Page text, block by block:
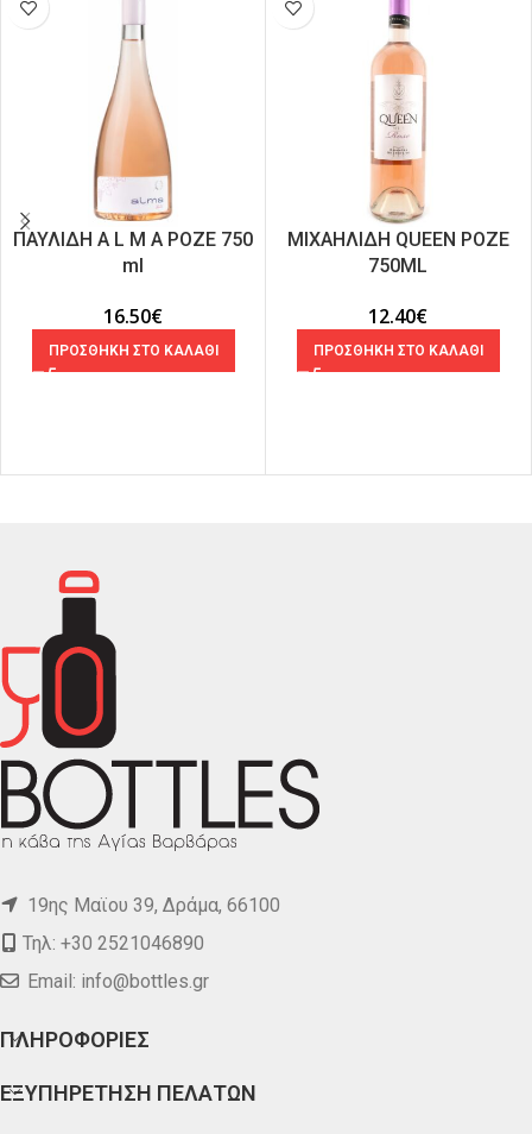
ΠΑΥΛΙΔΗ A L M A ΡΟΖΕ 750
ml
16.50€
ΠΡΟΣΘΗΚΗ ΣΤΟ ΚΑΛΑΘΙ
ΜΙΧΑΗΛΙΔΗ QUEEN ΡΟΖΕ
750ML
12.40€
ΠΡΟΣΘΗΚΗ ΣΤΟ ΚΑΛΑΘΙ
19ης Μαϊου 39, Δράμα, 66100
Τηλ: +30 2521046890
Email: info@bottles.gr
ΠΛΗΡΟΦΟΡΙΕΣ
ΕΞΥΠΗΡΕΤΗΣΗ ΠΕΛΑΤΩΝ